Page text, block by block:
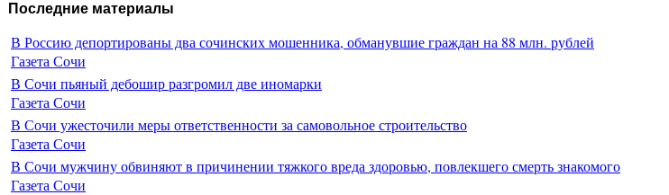
Последние материалы
В Россию депортированы два сочинских мошенника, обманувшие граждан на 88 млн. рублей
Газета Сочи
В Сочи пьяный дебошир разгромил две иномарки
Газета Сочи
В Сочи ужесточили меры ответственности за самовольное строительство
Газета Сочи
В Сочи мужчину обвиняют в причинении тяжкого вреда здоровью, повлекшего смерть знакомого
Газета Сочи